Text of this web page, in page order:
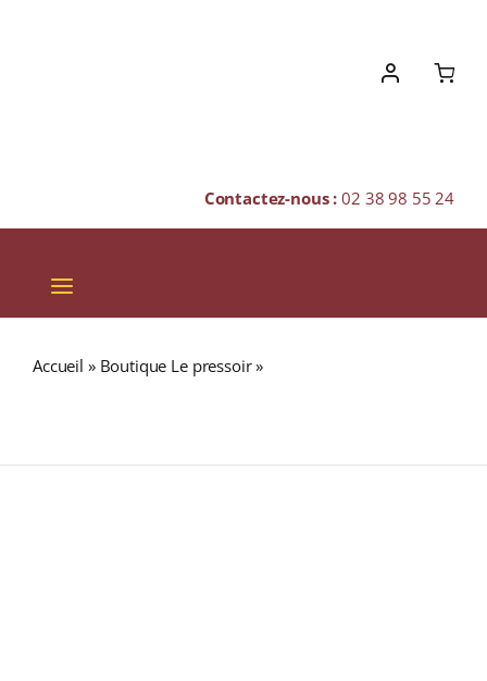
Contactez-nous :02 38 98 55 24
Toggle
Navigation
Accueil » Boutique Le pressoir»